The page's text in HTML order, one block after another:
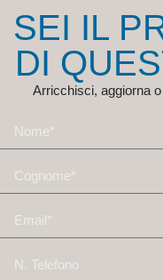
SEI IL
DI
Arricchisci, aggiorna